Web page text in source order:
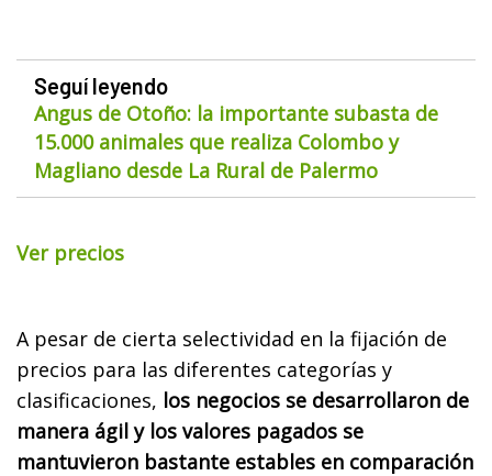
Seguí leyendo
Angus de Otoño: la importante subasta de
15.000 animales que realiza Colombo y
Magliano desde La Rural de Palermo
Ver precios
A pesar de cierta selectividad en la fijación de
precios para las diferentes categorías y
clasificaciones, los negocios se desarrollaron de
manera ágil y los valores pagados se
mantuvieron bastante estables en comparación